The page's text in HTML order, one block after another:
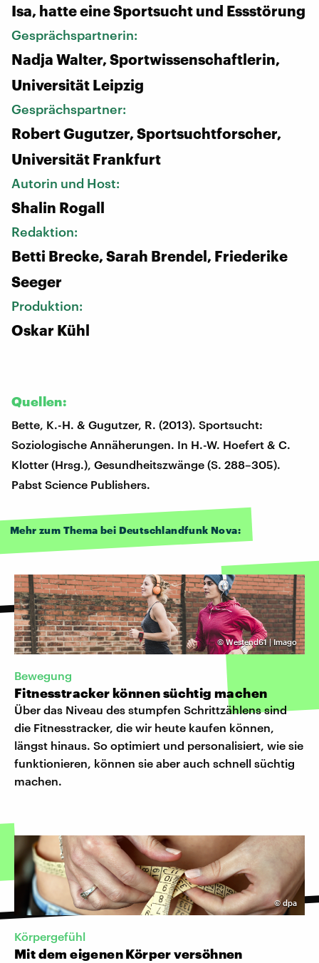
Isa, hatte eine Sportsucht und Essstörung
Gesprächspartnerin:
Nadja Walter, Sportwissenschaftlerin,
Universität Leipzig
Gesprächspartner:
Robert Gugutzer, Sportsuchtforscher,
Universität Frankfurt
Autorin und Host:
Shalin Rogall
Redaktion:
Betti Brecke, Sarah Brendel, Friederike
Seeger
Produktion:
Oskar Kühl
Quellen:
Bette, K.-H. & Gugutzer, R. (2013). Sportsucht:
Soziologische Annäherungen. In H.-W. Hoefert & C.
Klotter (Hrsg.), Gesundheitszwänge (S. 288–305).
Pabst Science Publishers.
Mehr zum Thema bei Deutschlandfunk Nova:
©Westend61 | Imago
Bewegung
Fitnesstracker können süchtig machen
Über das Niveau des stumpfen Schrittzählens sind
die Fitnesstracker, die wir heute kaufen können,
längst hinaus. So optimiert und personalisiert, wie sie
funktionieren, können sie aber auch schnell süchtig
machen.
©dpa
Körpergefühl
Mit dem eigenen Körper versöhnen